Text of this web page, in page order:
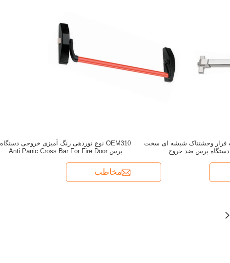
OEM310 نوع نوردهی رنگ آمیزی خروجی دستگاه
پرس Anti Panic Cross Bar For Fire Door
مخاطب
فرار وحشتناک شیشه ای سخت
دستگاه پرس ضد خروج